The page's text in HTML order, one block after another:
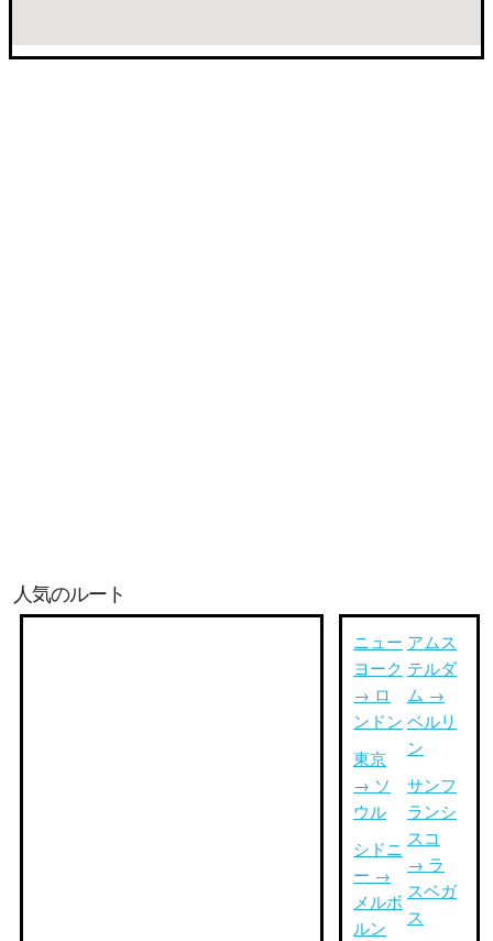
人気のルート
ニュー
ヨーク
→ ロ
ンドン
東京
→ ソ
ウル
シドニ
ー →
メルボ
ルン
アムス
テルダ
ム →
ベルリ
ン
サンフ
ランシ
スコ
→ ラ
スベガ
ス